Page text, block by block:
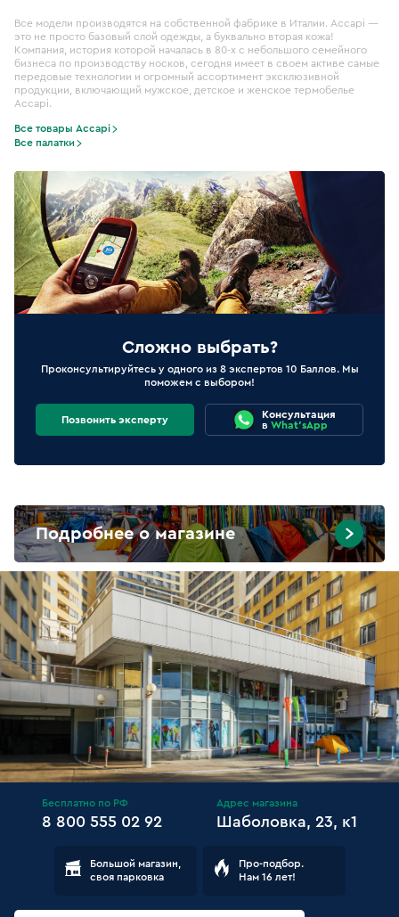
Все модели производятся на собственной фабрике в Италии. Accapi —
это не просто базовый слой одежды, а буквально вторая кожа!
Компания, история которой началась в 80-х с небольшого семейного
бизнеса по производству носков, сегодня имеет в своем активе самые
передовые технологии и огромный ассортимент эксклюзивной
продукции, включающий мужское, детское и женское термобелье
Accapi.
Все товары Accapi
Все палатки
Сложно выбрать?
Проконсультируйтесь у одного из 8 экспертов 10 Баллов. Мы
поможем с выбором!
Позвонить эксперту
Консультация
в What'sApp
Подробнее о магазине
Бесплатно по РФ
8 800 555 02 92
Адрес магазина
Шаболовка, 23, к1
Большой магазин,
своя парковка
Про-подбор.
Нам 16 лет!